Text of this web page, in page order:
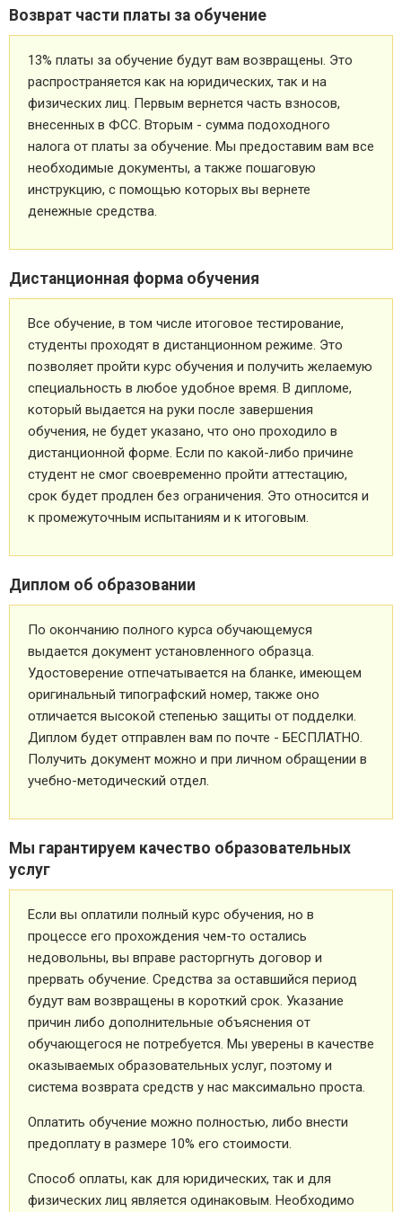
Возврат части платы за обучение
13% платы за обучение будут вам возвращены. Это
распространяется как на юридических, так и на
физических лиц. Первым вернется часть взносов,
внесенных в ФСС. Вторым - сумма подоходного
налога от платы за обучение. Мы предоставим вам все
необходимые документы, а также пошаговую
инструкцию, с помощью которых вы вернете
денежные средства.
Дистанционная форма обучения
Все обучение, в том числе итоговое тестирование,
студенты проходят в дистанционном режиме. Это
позволяет пройти курс обучения и получить желаемую
специальность в любое удобное время. В дипломе,
который выдается на руки после завершения
обучения, не будет указано, что оно проходило в
дистанционной форме. Если по какой-либо причине
студент не смог своевременно пройти аттестацию,
срок будет продлен без ограничения. Это относится и
к промежуточным испытаниям и к итоговым.
Диплом об образовании
По окончанию полного курса обучающемуся
выдается документ установленного образца.
Удостоверение отпечатывается на бланке, имеющем
оригинальный типографский номер, также оно
отличается высокой степенью защиты от подделки.
Диплом будет отправлен вам по почте - БЕСПЛАТНО.
Получить документ можно и при личном обращении в
учебно-методический отдел.
Мы гарантируем качество образовательных
услуг
Если вы оплатили полный курс обучения, но в
процессе его прохождения чем-то остались
недовольны, вы вправе расторгнуть договор и
прервать обучение. Средства за оставшийся период
будут вам возвращены в короткий срок. Указание
причин либо дополнительные объяснения от
обучающегося не потребуется. Мы уверены в качестве
оказываемых образовательных услуг, поэтому и
система возврата средств у нас максимально проста.
Оплатить обучение можно полностью, либо внести
предоплату в размере 10% его стоимости.
Способ оплаты, как для юридических, так и для
физических лиц является одинаковым. Необходимо